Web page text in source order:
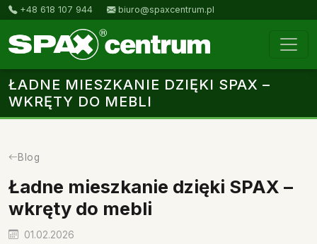
+48 618 107 944 biuro@spaxcentrum.pl
ŁADNE MIESZKANIE DZIĘKI SPAX –
WKRĘTY DO MEBLI
Blog
Ładne mieszkanie dzięki SPAX –
wkręty do mebli
01.02.2026